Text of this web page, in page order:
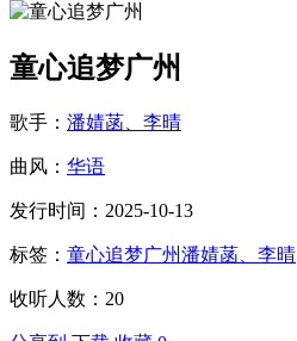
童心追梦广州
歌手： 潘婧菡、李晴
曲风： 华语
发行时间：2025-10-13
标签： 童心追梦广州潘婧菡、李晴
收听人数：20